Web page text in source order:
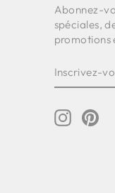
Abonnez-
spéciales,
promotions
VOUS
À
Instagram